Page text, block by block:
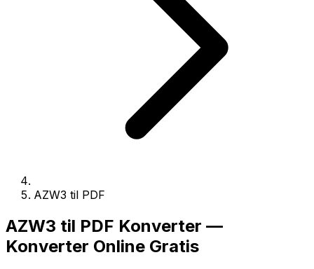
AZW3 til PDF
AZW3 til PDF Konverter —
Konverter Online Gratis